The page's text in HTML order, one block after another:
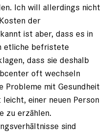
Ich will allerdings nicht
der
ist aber, dass es in
etliche befristete
dass sie deshalb
oft wechseln
Probleme mit Gesundheit
einer neuen Person
zu erzählen.
sind